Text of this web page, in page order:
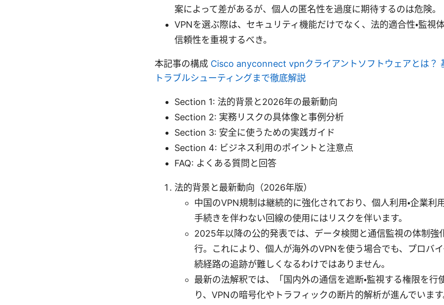
案によって差があるが、個人の匿名性を過度に期待するのは危険。
VPNを選ぶ際は、セキュリティ機能だけでなく、法的適合性・監視
信頼性を重視するべき。
本記事の構成 Cisco anyconnect vpnクライアントソフトウェアとは？
トラブルシューティングまで徹底解説
Section 1: 法的背景と2026年の最新動向
Section 2: 実務リスクの具体像と事例分析
Section 3: 安全に使うための実践ガイド
Section 4: ビジネス利用のポイントと注意点
FAQ: よくある質問と回答
法的背景と最新動向（2026年版）
中国のVPN規制は継続的に強化されており、個人利用・企業利
手続きを伴わない回線の使用にはリスクを伴います。
2025年以降の公的発表では、データ検閲と通信監視の体制強
行。これにより、個人が海外のVPNを使う場合でも、プロバ
続経路の追跡が難しくなるわけではありません。
最新の法解釈では、「国内外の通信を遮断・監視する権限を行
り、VPNの暗号化やトラフィックの断片的解析が進んでいます